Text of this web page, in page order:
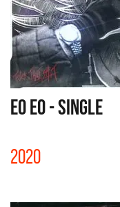
EO EO - SINGLE
2020